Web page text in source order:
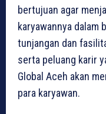
bertujuan agar
karyawannya dalam
tunjangan dan
serta peluang karir
Global Aceh akan
para karyawan.